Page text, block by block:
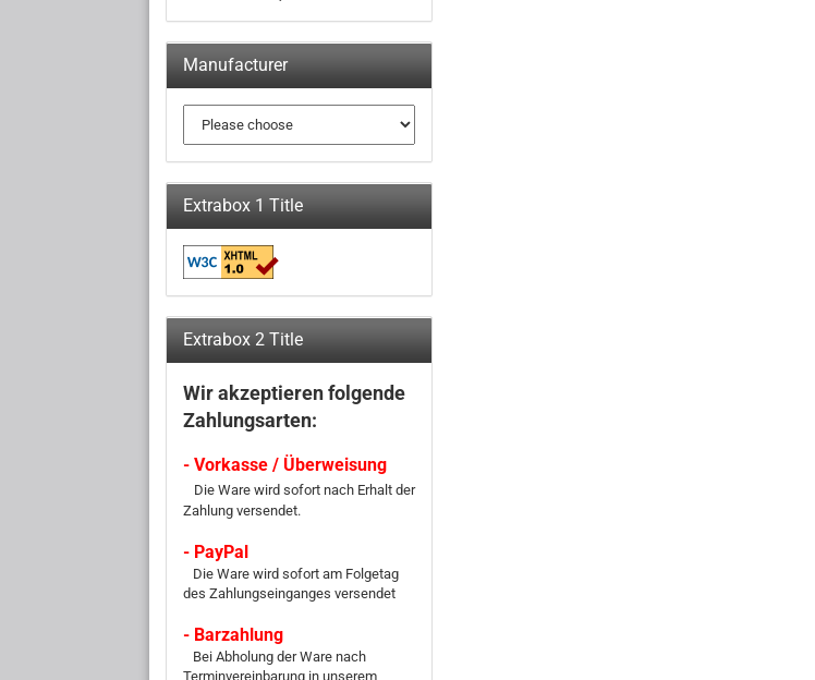
Manufacturer
Extrabox 1 Title
Extrabox 2 Title
Wir akzeptieren folgende
Zahlungsarten:
- Vorkasse / Überweisung
Die Ware wird sofort nach Erhalt der
Zahlung versendet.
- PayPal
Die Ware wird sofort am Folgetag
des Zahlungseinganges versendet
- Barzahlung
Bei Abholung der Ware nach
Terminvereinbarung in unserem